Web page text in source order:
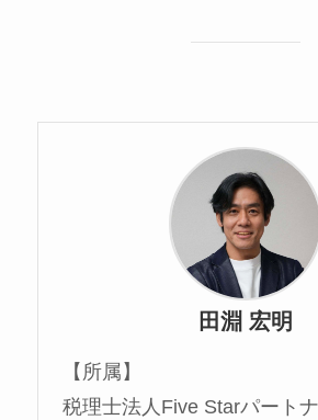
田淵 宏明
【所属】
税理士法人Five Starパート